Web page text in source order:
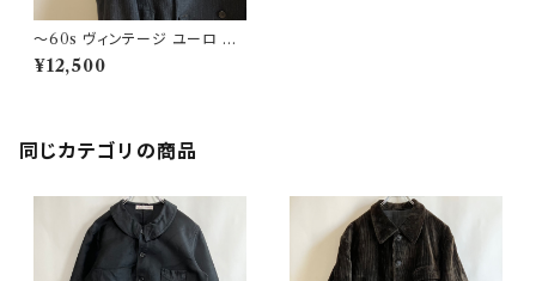
〜60s ヴィンテージ ユーロ ダ
ブルブレストジャケット ビンテー
ジ
¥12,500
同じカテゴリの商品